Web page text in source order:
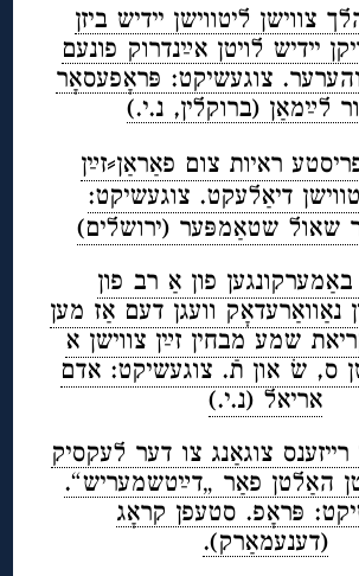
צווישן ליטווישן יידיש ביזן
יידיש לויטן אײַנדרוק פונעם
צוגעשיקט: פּראָפעסאָר
לײַמאַן (ברוקלין, נ.י.)
ראיות צום פאַראַן⸗זײַן
דיאַלעקט. צוגעשיקט:
שאול שטאַמפּער (ירושלים)
פון אַ רב פון
נאַוואַרעדאָק וועגן דעם אַז מען
שמע מבחין זײַן צווישן א
ס, שׂ און תֿ. צוגעשיקט: אדם
אריאל (נ.י.)
רייזענס צוגאַנג צו דער לעקסיק
האַלטן פאַר „דײַטשמעריש“.
פּראָפ. סטעפן קראָג
(דענעמאַרק).